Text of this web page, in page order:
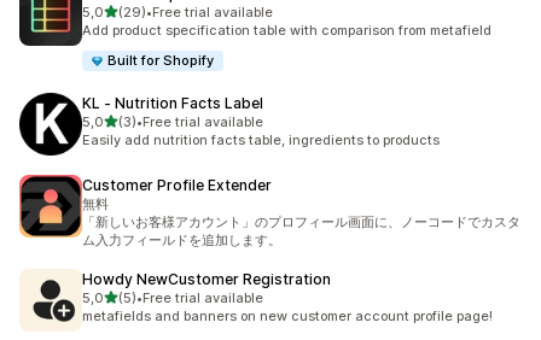
5,0z 5 hvězd
(29)
Celkový počet recenzí: 29
•Free trial available
Add product specification table with comparison from metafield
Built for Shopify
KL ‑ Nutrition Facts Label
5,0z 5 hvězd
(3)
Celkový počet recenzí: 3
•Free trial available
Easily add nutrition facts table, ingredients to products
Customer Profile Extender
無料
「新しいお客様アカウント」のプロフィール画面に、ノーコードでカスタ
ム入力フィールドを追加します。
Howdy NewCustomer Registration
5,0z 5 hvězd
(5)
Celkový počet recenzí: 5
•Free trial available
metafields and banners on new customer account profile page!